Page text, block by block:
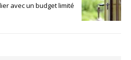
avec un budget limité